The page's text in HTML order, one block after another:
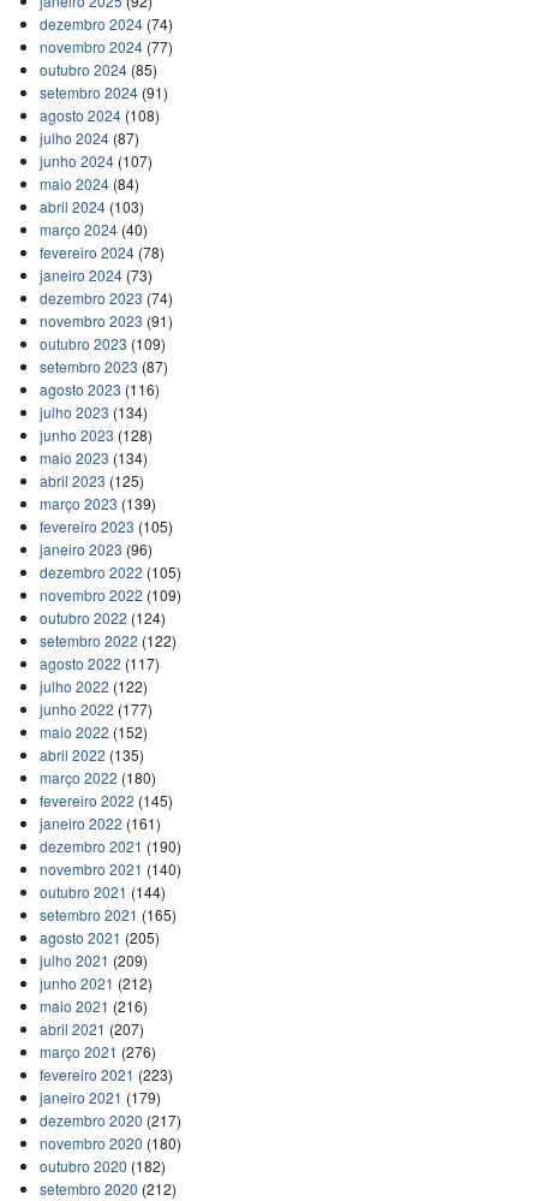
dezembro 2024(74)
novembro 2024(77)
outubro 2024(85)
setembro 2024(91)
agosto 2024(108)
julho 2024(87)
junho 2024(107)
maio 2024(84)
abril 2024(103)
março 2024(40)
fevereiro 2024(78)
janeiro 2024(73)
dezembro 2023 (74)
novembro 2023 (91)
outubro 2023 (109)
setembro 2023 (87)
agosto 2023 (116)
julho 2023 (134)
junho 2023 (128)
maio 2023 (134)
abril 2023 (125)
março 2023 (139)
fevereiro 2023 (105)
janeiro 2023 (96)
dezembro 2022 (105)
novembro 2022 (109)
outubro 2022 (124)
setembro 2022 (122)
agosto 2022 (117)
julho 2022 (122)
junho 2022 (177)
maio 2022 (152)
abril 2022 (135)
março 2022 (180)
fevereiro 2022 (145)
janeiro 2022 (161)
dezembro 2021 (190)
novembro 2021 (140)
outubro 2021 (144)
setembro 2021 (165)
agosto 2021 (205)
julho 2021 (209)
junho 2021 (212)
maio 2021 (216)
abril 2021 (207)
março 2021 (276)
fevereiro 2021 (223)
janeiro 2021 (179)
dezembro 2020 (217)
novembro 2020 (180)
outubro 2020 (182)
setembro 2020 (212)